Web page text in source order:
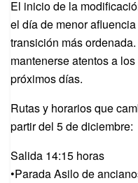
El inicio de la
el día de menor
transición más
mantenerse atentos a
próximos días.
Rutas y horarios que
partir del 5 de diciembre:
Salida 14:15 horas
•Parada Asilo de